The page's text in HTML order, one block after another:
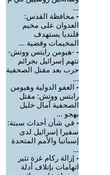
...
- محافظة القدس:
العدوان على مخيم
قلنديا يستهدف
المخيمات وقضية ...
- -هيومن رايتس ووتش-
تتهم إسرائيل بجرائم
حرب بعد مقتل الصحفية
...
- العفو الدولية وهيومن
رايتس ووتش: مقتل
الصحفية آمال خليل
بهجو ...
- في شأن أحداث سبتة:
سفيرا إسرائيل لدى
إسبانيا والأمم المتحدة
...
- إزالة ركام غزة تثير
اتهامات بإتلاف أدلة